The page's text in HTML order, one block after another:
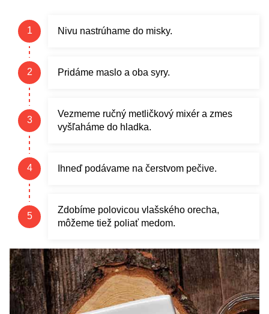
Nivu nastrúhame do misky.
Pridáme maslo a oba syry.
Vezmeme ručný metličkový mixér a zmes
vyšľaháme do hladka.
Ihneď podávame na čerstvom pečive.
Zdobíme polovicou vlašského orecha,
môžeme tiež poliať medom.